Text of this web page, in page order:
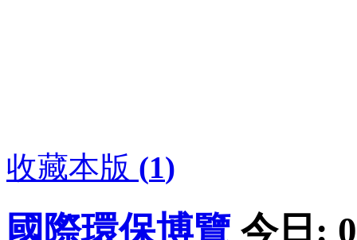
收藏本版 (1)
國際環保博覽 今日: 0